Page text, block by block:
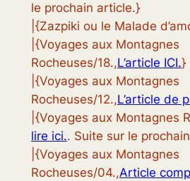
le prochain article.}
|{Zazpiki ou le Malade
|{Voyages aux Montagnes
Rocheuses/18.,L’article ICI.}
|{Voyages aux Montagnes
Rocheuses/12.,L’article de
|{Voyages aux Montagnes
lire ici.. Suite sur le
|{Voyages aux Montagnes
Rocheuses/04.,Article